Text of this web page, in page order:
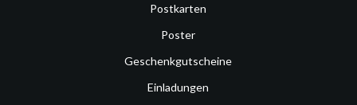
Postkarten
Poster
Geschenkgutscheine
Einladungen